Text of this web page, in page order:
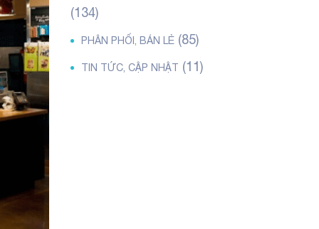
(134)
PHÂN PHỐI, BÁN LẺ(85)
TIN TỨC, CẬP NHẬT (11)